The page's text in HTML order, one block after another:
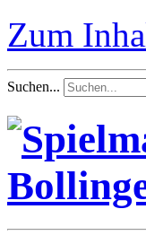
Zum
Suchen...